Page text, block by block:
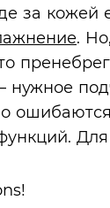
за кожей
.